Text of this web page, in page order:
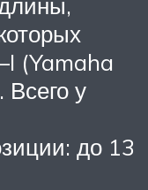
(Yamaha
у
до 13